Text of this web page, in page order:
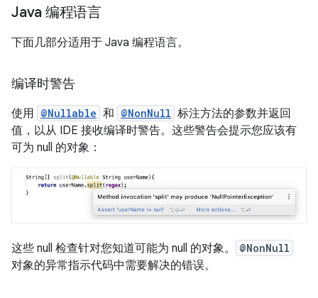
Java 编程语言
下面几部分适用于 Java 编程语言。
编译时警告
使用 @Nullable 和 @NonNull 标注方法的参数并返回
值，以从 IDE 接收编译时警告。这些警告会提示您应该有
可为 null 的对象：
这些 null 检查针对您知道可能为 null 的对象。 @NonNull
对象的异常指示代码中需要解决的错误。